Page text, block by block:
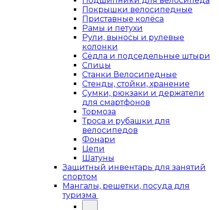
Покрышки велосипедные
Приставные колёса
Рамы и петухи
Рули, выносы и рулевые
колонки
Сёдла и подседельные штыри
Спицы
Станки Велосипедные
Стенды, стойки, хранение
Сумки, рюкзаки и держатели
для смартфонов
Тормоза
Троса и рубашки для
велосипедов
Фонари
Цепи
Шатуны
Защитный инвентарь для занятий
спортом
Мангалы, решетки, посуда для
туризма